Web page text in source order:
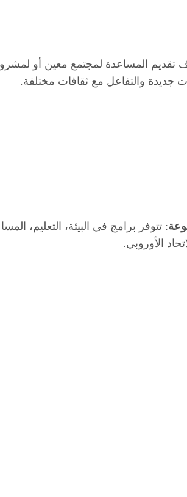
تقديم المساعدة لمجتمع معين أو
جديدة والتفاعل مع ثقافات مختلفة.
: تتوفر برامج في البيئة، التعليم،
الأوروبي.